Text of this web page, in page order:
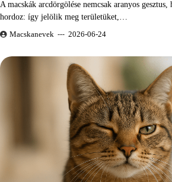
A macskák arcdörgölése nemcsak aranyos
hordoz: így jelölik meg területüket,…
Macskanevek 2026-06-24